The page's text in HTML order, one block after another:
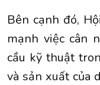
Bên cạnh đó,
mạnh việc cân
cầu kỹ thuật
và sản xuất của